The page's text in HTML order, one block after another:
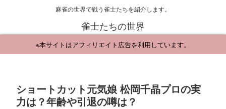
麻雀の世界で戦う雀士たちを紹介します。
雀士たちの世界
※本サイトはアフィリエイト広告を利用しています。
ショートカット元気娘 松岡千晶プロの実
力は？年齢や引退の噂は？